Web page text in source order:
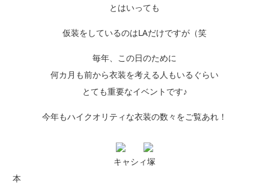
とはいっても
仮装をしているのはLAだけですが（笑
毎年、この日のために
何カ月も前から衣装を考える人もいるぐらい
とても重要なイベントです♪
今年もハイクオリティな衣装の数々をご覧あれ！
キャシィ塚
本